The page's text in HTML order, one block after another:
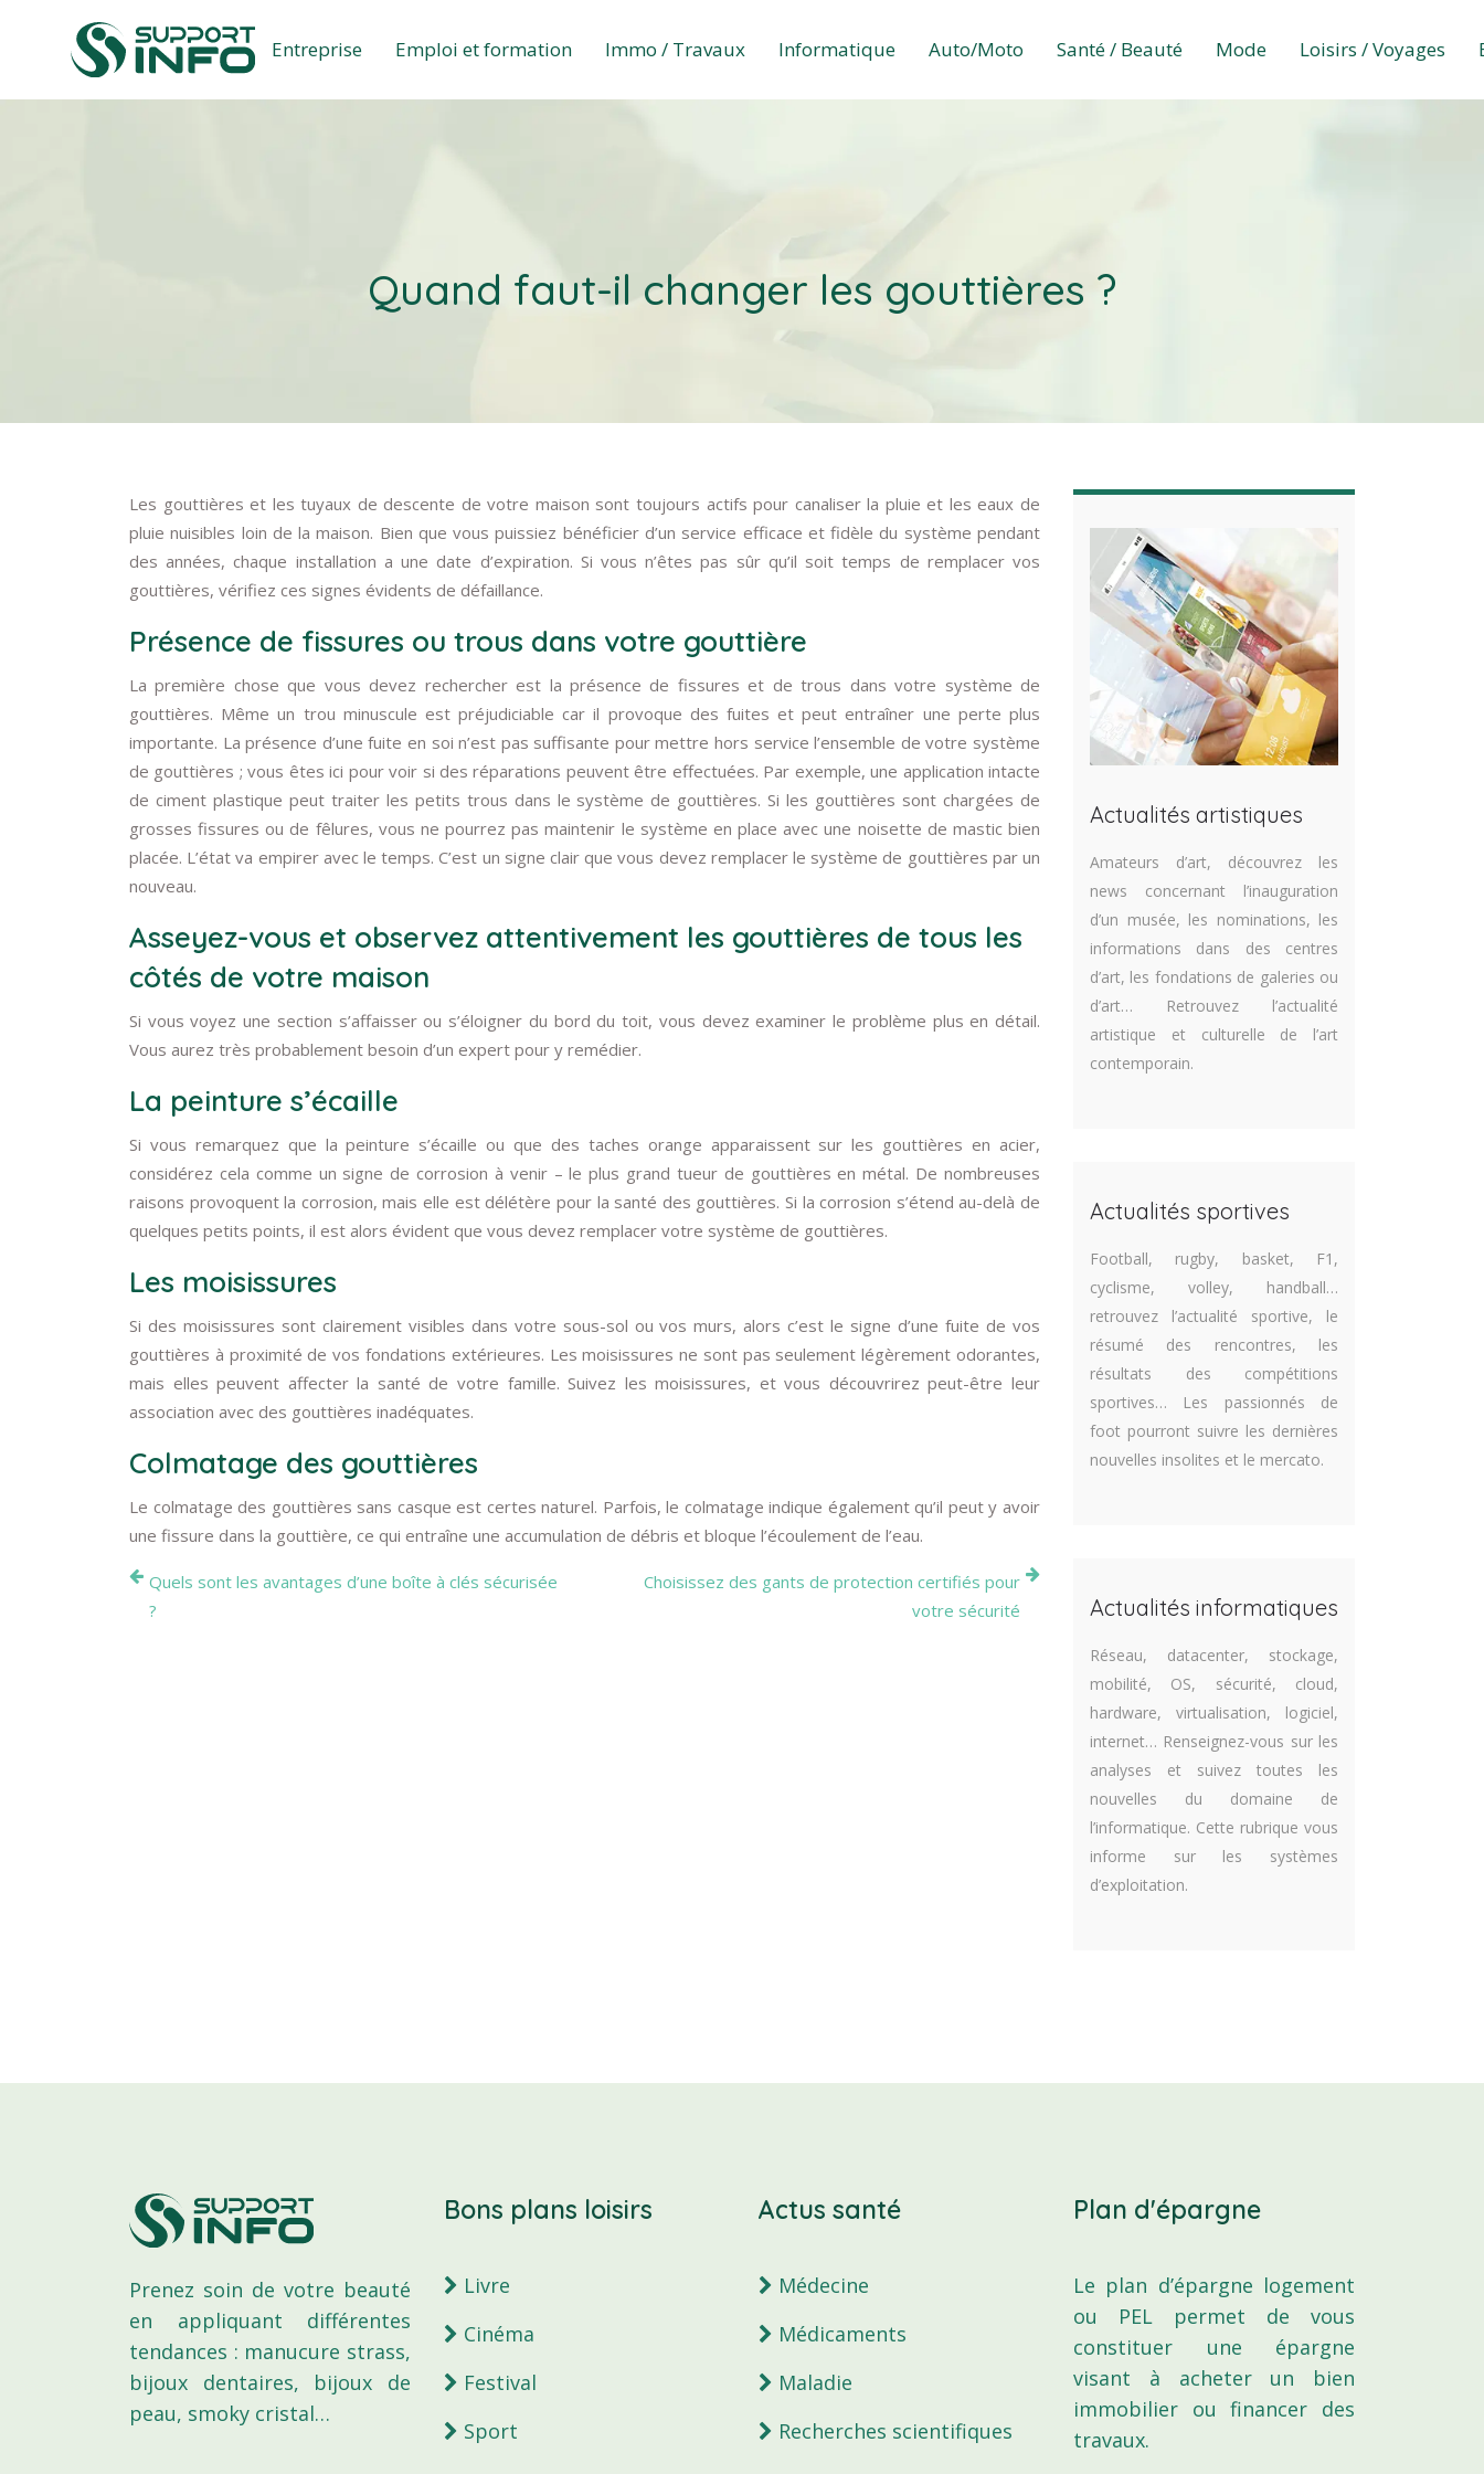
Entreprise Emploi et formation Immo / Travaux Informatique Auto/Moto Santé / Beauté Mode Loisirs / Voyages
Quand faut-il changer les gouttières ?
Les gouttières et les tuyaux de descente de votre maison sont toujours actifs pour canaliser la pluie et les eaux de
pluie nuisibles loin de la maison. Bien que vous puissiez bénéficier d’un service efficace et fidèle du système pendant
des années, chaque installation a une date d’expiration. Si vous n’êtes pas sûr qu’il soit temps de remplacer vos
gouttières, vérifiez ces signes évidents de défaillance.
Présence de fissures ou trous dans votre gouttière
La première chose que vous devez rechercher est la présence de fissures et de trous dans votre système de
gouttières. Même un trou minuscule est préjudiciable car il provoque des fuites et peut entraîner une perte plus
importante. La présence d’une fuite en soi n’est pas suffisante pour mettre hors service l’ensemble de votre système
de gouttières ; vous êtes ici pour voir si des réparations peuvent être effectuées. Par exemple, une application intacte
de ciment plastique peut traiter les petits trous dans le système de gouttières. Si les gouttières sont chargées de
grosses fissures ou de fêlures, vous ne pourrez pas maintenir le système en place avec une noisette de mastic bien
placée. L’état va empirer avec le temps. C’est un signe clair que vous devez remplacer le système de gouttières par un
nouveau.
Asseyez-vous et observez attentivement les gouttières de tous les
côtés de votre maison
Si vous voyez une section s’affaisser ou s’éloigner du bord du toit, vous devez examiner le problème plus en détail.
Vous aurez très probablement besoin d’un expert pour y remédier.
La peinture s’écaille
Si vous remarquez que la peinture s’écaille ou que des taches orange apparaissent sur les gouttières en acier,
considérez cela comme un signe de corrosion à venir – le plus grand tueur de gouttières en métal. De nombreuses
raisons provoquent la corrosion, mais elle est délétère pour la santé des gouttières. Si la corrosion s’étend au-delà de
quelques petits points, il est alors évident que vous devez remplacer votre système de gouttières.
Les moisissures
Si des moisissures sont clairement visibles dans votre sous-sol ou vos murs, alors c’est le signe d’une fuite de vos
gouttières à proximité de vos fondations extérieures. Les moisissures ne sont pas seulement légèrement odorantes,
mais elles peuvent affecter la santé de votre famille. Suivez les moisissures, et vous découvrirez peut-être leur
association avec des gouttières inadéquates.
Colmatage des gouttières
Le colmatage des gouttières sans casque est certes naturel. Parfois, le colmatage indique également qu’il peut y avoir
une fissure dans la gouttière, ce qui entraîne une accumulation de débris et bloque l’écoulement de l’eau.
Quels sont les avantages d’une boîte à clés sécurisée
?
Choisissez des gants de protection certifiés pour
votre sécurité
Actualités artistiques
Amateurs d’art, découvrez les
news concernant l’inauguration
d’un musée, les nominations, les
informations dans des centres
d’art, les fondations de galeries ou
d’art… Retrouvez l’actualité
artistique et culturelle de l’art
contemporain.
Actualités sportives
Football, rugby, basket, F1,
cyclisme, volley, handball…
retrouvez l’actualité sportive, le
résumé des rencontres, les
résultats des compétitions
sportives… Les passionnés de
foot pourront suivre les dernières
nouvelles insolites et le mercato.
Actualités informatiques
Réseau, datacenter, stockage,
mobilité, OS, sécurité, cloud,
hardware, virtualisation, logiciel,
internet… Renseignez-vous sur les
analyses et suivez toutes les
nouvelles du domaine de
l’informatique. Cette rubrique vous
informe sur les systèmes
d’exploitation.
Prenez soin de votre beauté
en appliquant différentes
tendances : manucure strass,
bijoux dentaires, bijoux de
peau, smoky cristal…
Bons plans loisirs
Livre
Cinéma
Festival
Sport
Actus santé
Médecine
Médicaments
Maladie
Recherches scientifiques
Plan d'épargne
Le plan d’épargne logement
ou PEL permet de vous
constituer une épargne
visant à acheter un bien
immobilier ou financer des
travaux.